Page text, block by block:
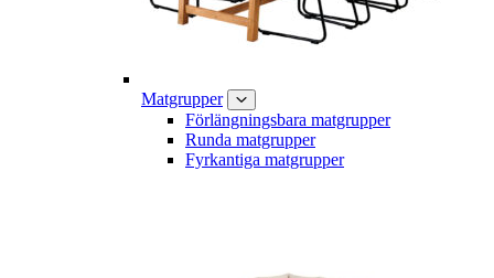
Matgrupper
Förlängningsbara matgrupper
Runda matgrupper
Fyrkantiga matgrupper